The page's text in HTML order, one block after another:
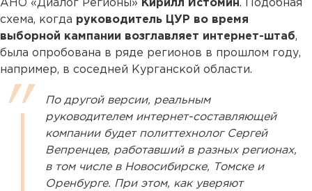
АНО «Диалог Регионы» Кирилл Истомин. Подобная
схема, когда руководитель ЦУР во время
выборной кампании возглавляет интернет-штаб,
была опробована в ряде регионов в прошлом году,
например, в соседней Курганской области.
По другой версии, реальным
руководителем интернет-составляющей
компании будет политтехнолог Сергей
Вепренцев, работавший в разных регионах,
в том числе в Новосибирске, Томске и
Оренбурге. При этом, как уверяют